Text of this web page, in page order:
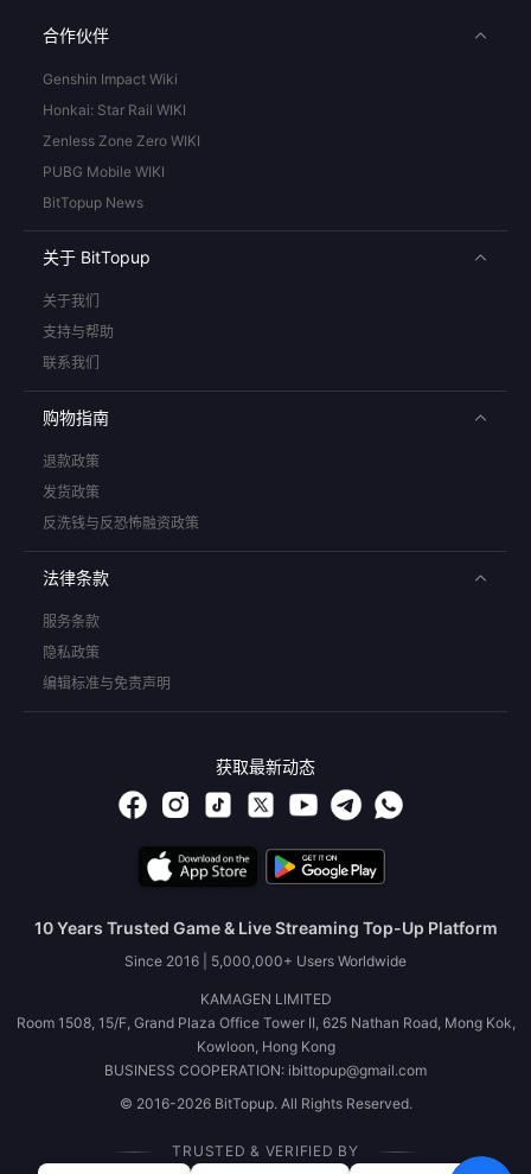
合作伙伴
Genshin Impact Wiki
Honkai: Star Rail WIKI
Zenless Zone Zero WIKI
PUBG Mobile WIKI
BitTopup News
关于 BitTopup
关于我们
支持与帮助
联系我们
购物指南
退款政策
发货政策
反洗钱与反恐怖融资政策
法律条款
服务条款
隐私政策
编辑标准与免责声明
获取最新动态
10 Years Trusted Game & Live Streaming Top-Up Platform
Since 2016 | 5,000,000+ Users Worldwide
KAMAGEN LIMITED
Room 1508, 15/F, Grand Plaza Office Tower II, 625 Nathan Road, Mong Kok,
Kowloon, Hong Kong
BUSINESS COOPERATION: ibittopup@gmail.com
© 2016-2026 BitTopup. All Rights Reserved.
TRUSTED & VERIFIED BY